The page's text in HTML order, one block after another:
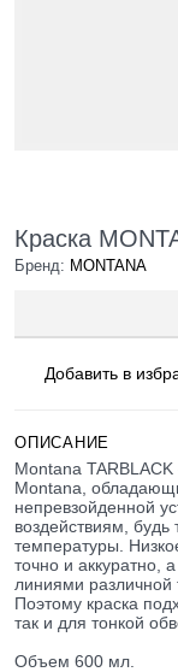
Краска
Бренд: MONTANA
Добавить в
ОПИСАНИЕ
Montana
Montana,
непревзойденной
воздействиям,
температуры.
точно и аккуратно,
линиями различной
Поэтому краска
так и для тонкой
Объем 600 мл.